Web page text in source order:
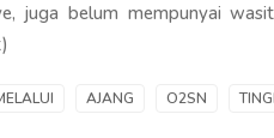
juga belum mempunyai
AJANG O2SN